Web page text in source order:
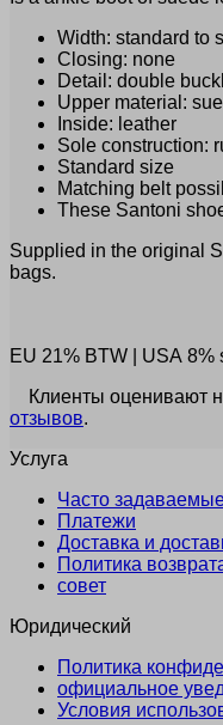
Width: standard to
Closing: none
Detail: double
Upper material:
Inside: leather
Sole construction:
Standard size
Matching belt
These Santoni
Supplied in the original
bags.
EU 21% BTW USA 8%
Клиенты оценивают
отзывов.
Услуга
Часто
Платежи
Доставка и
Политика
совет
Юридический
Политика
официальное
Условия